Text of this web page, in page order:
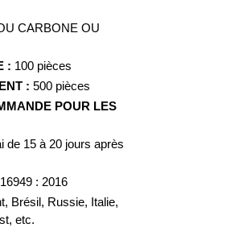
CARBONE OU
: 100 pièces
: 500 pièces
POUR LES
de 15 à 20 jours après
: 2016
Brésil, Russie, Italie,
etc.